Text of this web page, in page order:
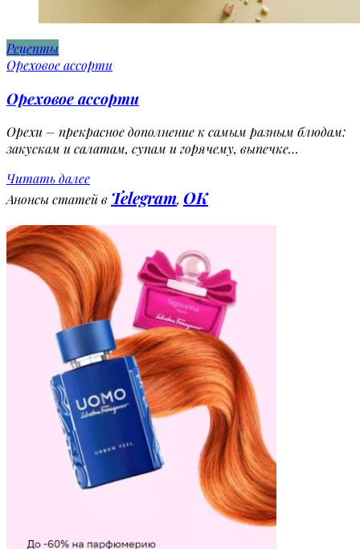
Рецепты
Ореховое ассорти
Ореховое ассорти
Орехи – прекрасное дополнение к самым разным блюдам:
закускам и салатам, супам и горячему, выпечке…
Читать далее
Анонсы статей в Telegram, OK